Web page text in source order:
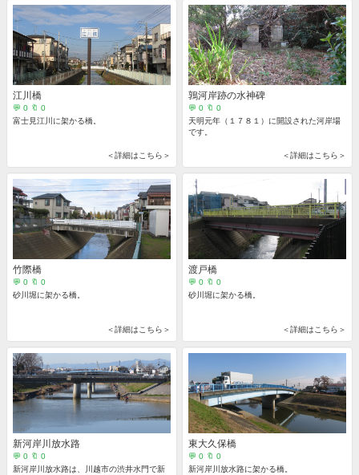
江川橋
💬 0 🔖 0
富士見江川に架かる橋。
＜詳細はこちら＞
鶉河岸跡の水神碑
💬 0 🔖 0
天明元年（１７８１）に開設された河岸場
です。
＜詳細はこちら＞
竹際橋
💬 0 🔖 0
砂川堀に架かる橋。
＜詳細はこちら＞
渡戸橋
💬 0 🔖 0
砂川堀に架かる橋。
＜詳細はこちら＞
新河岸川放水路
💬 0 🔖 0
新河岸川放水路は、川越市の渋井水門で新
東大久保橋
💬 0 🔖 0
新河岸川放水路に架かる橋。